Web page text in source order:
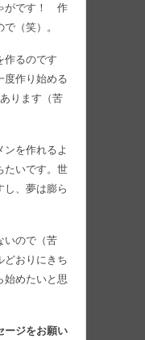
がです！ 作
（笑）。
作るのです
度作り始める
ります（苦
ンを作れるよ
たいです。世
し、夢は膨ら
いので（苦
どおりにきち
始めたいと思
ージをお願い